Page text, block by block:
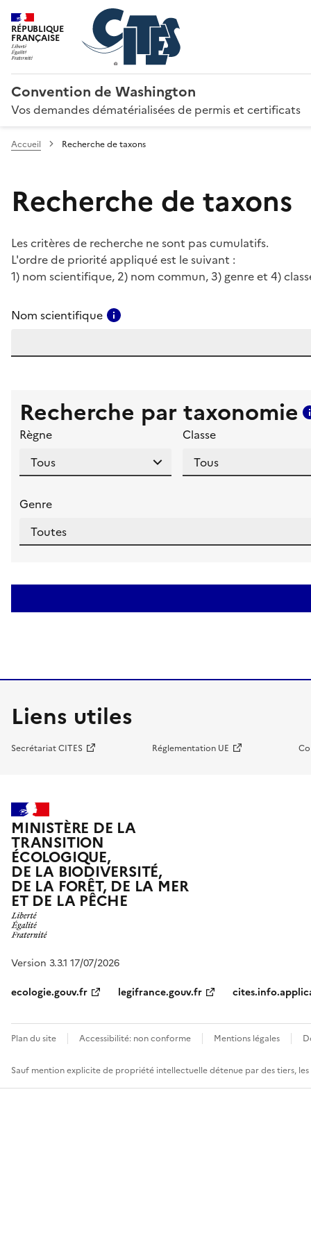
RÉPUBLIQUE
FRANÇAISE
Convention de Washington
Vos demandes dématérialisées de permis et certificats
Accueil Recherche de taxons
Recherche de taxons
Les critères de recherche ne sont pas cumulatifs.
L'ordre de priorité appliqué est le suivant :
1) nom scientifique, 2) nom commun, 3) genre et 4)
Nom scientifique
Recherche par taxonomie
Règne Classe
Genre
Liens utiles
Secrétariat CITES Réglementation UE
MINISTÈRE DE LA
TRANSITION
ÉCOLOGIQUE,
DE LA BIODIVERSITÉ,
DE LA FORÊT, DE LA MER
ET DE LA PÊCHE
Version 3.3.1 17/07/2026
ecologie.gouv.fr
legifrance.gouv.fr
Plan du site Accessibilité: non conforme Mentions légales
Sauf mention explicite de propriété intellectuelle détenue par des tiers,